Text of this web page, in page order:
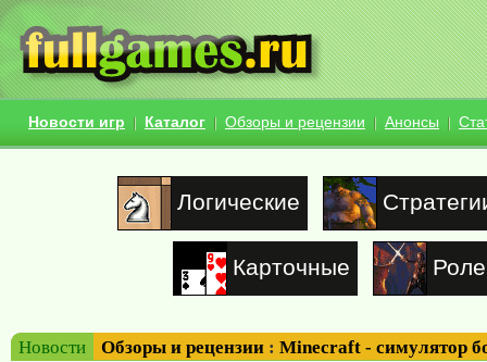
Новости игр Каталог Обзоры и рецензии Анонсы
Логические
Карточные
Новости Обзоры и рецензии : Minecraft - симулятор